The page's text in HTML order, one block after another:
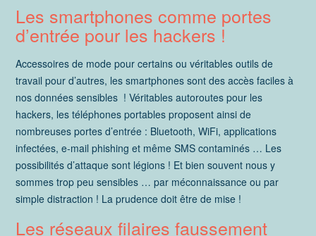
Les smartphones comme portes
d’entrée pour les hackers !
Accessoires de mode pour certains ou véritables outils de
travail pour d’autres, les smartphones sont des accès faciles à
nos données sensibles ! Véritables autoroutes pour les
hackers, les téléphones portables proposent ainsi de
nombreuses portes d’entrée : Bluetooth, WiFi, applications
infectées, e-mail phishing et même SMS contaminés … Les
possibilités d’attaque sont légions ! Et bien souvent nous y
sommes trop peu sensibles … par méconnaissance ou par
simple distraction ! La prudence doit être de mise !
Les réseaux filaires faussement